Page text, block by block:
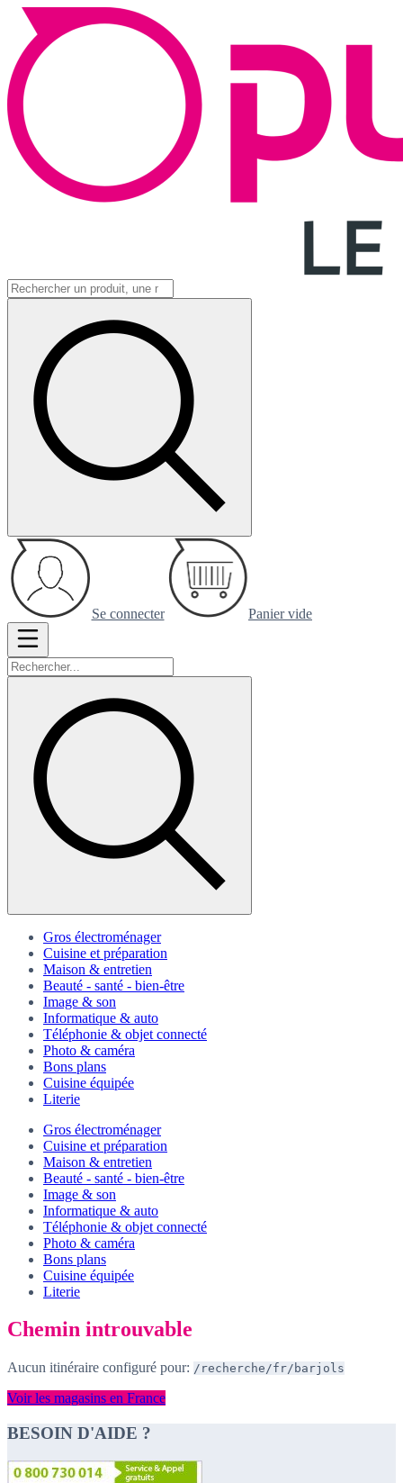
Se connecter Panier vide
Gros électroménager
Cuisine et préparation
Maison & entretien
Beauté - santé - bien-être
Image & son
Informatique & auto
Téléphonie & objet connecté
Photo & caméra
Bons plans
Cuisine équipée
Literie
Gros électroménager
Cuisine et préparation
Maison & entretien
Beauté - santé - bien-être
Image & son
Informatique & auto
Téléphonie & objet connecté
Photo & caméra
Bons plans
Cuisine équipée
Literie
Chemin introuvable
Aucun itinéraire configuré pour: /recherche/fr/barjols
Voir les magasins en France
BESOIN D'AIDE ?